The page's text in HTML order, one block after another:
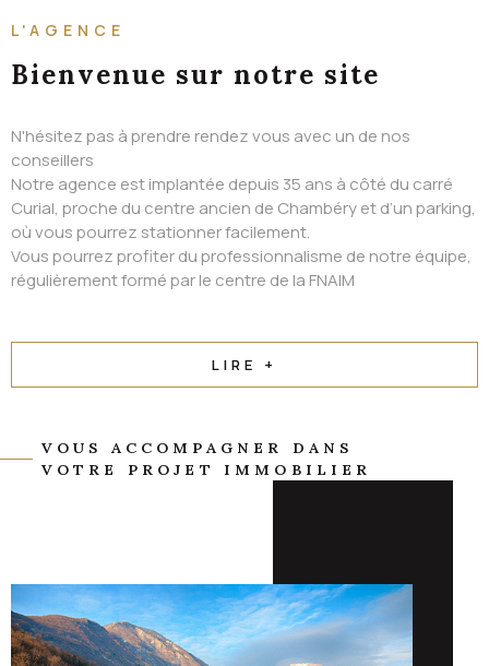
L'AGENCE
Bienvenue sur notre site
N'hésitez pas à prendre rendez vous avec un de nos
conseillers
Notre agence est implantée depuis 35 ans à côté du carré
Curial, proche du centre ancien de Chambéry et d’un parking,
où vous pourrez stationner facilement.
Vous pourrez profiter du professionnalisme de notre équipe,
régulièrement formé par le centre de la FNAIM
LIRE +
VOUS ACCOMPAGNER DANS
VOTRE PROJET IMMOBILIER